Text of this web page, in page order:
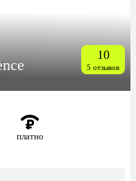
10
5 отзывов
платно